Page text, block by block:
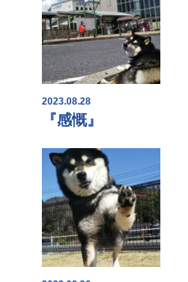
2023.08.28
『感慨』